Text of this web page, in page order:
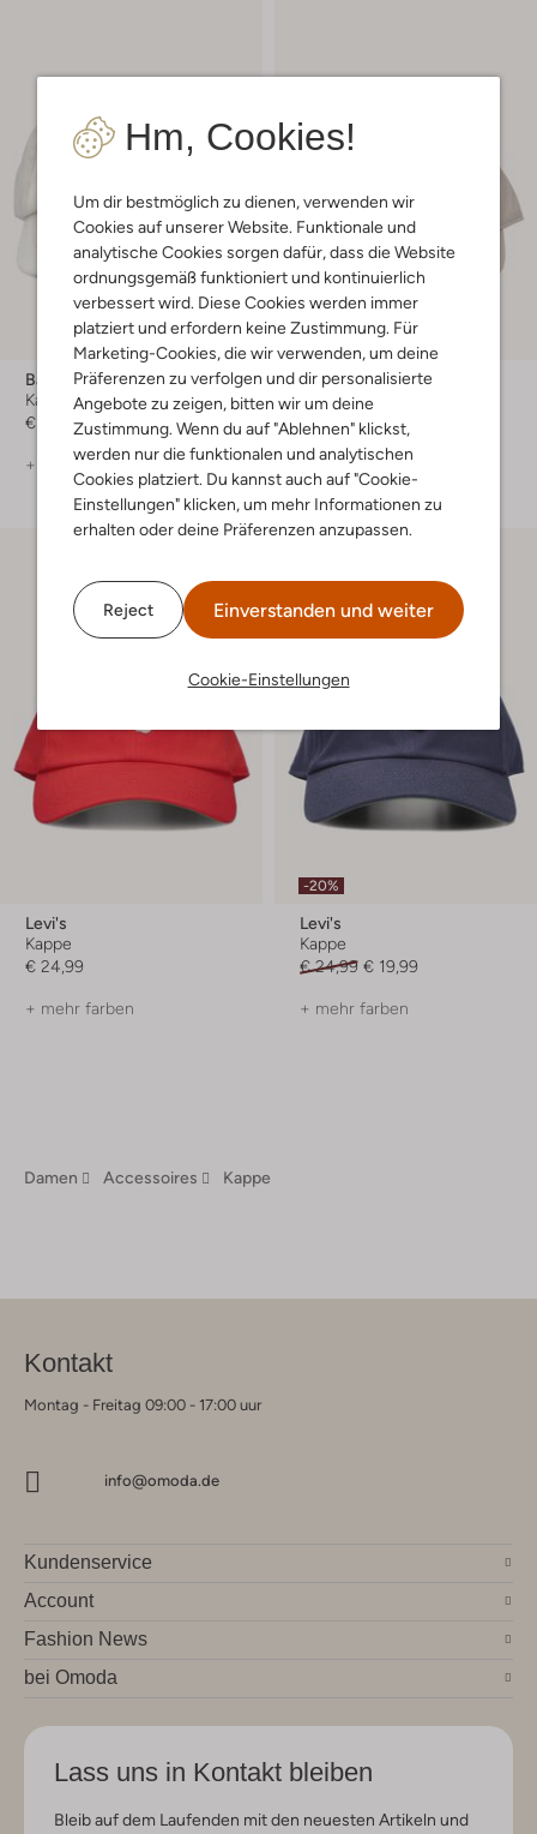
Hm, Cookies!
Um dir bestmöglich zu dienen, verwenden wir
Cookies auf unserer Website. Funktionale und
analytische Cookies sorgen dafür, dass die Website
ordnungsgemäß funktioniert und kontinuierlich
verbessert wird. Diese Cookies werden immer
platziert und erfordern keine Zustimmung. Für
Marketing-Cookies, die wir verwenden, um deine
Präferenzen zu verfolgen und dir personalisierte
Angebote zu zeigen, bitten wir um deine
Zustimmung. Wenn du auf "Ablehnen" klickst,
werden nur die funktionalen und analytischen
Cookies platziert. Du kannst auch auf "Cookie-
Einstellungen" klicken, um mehr Informationen zu
erhalten oder deine Präferenzen anzupassen.
Reject Einverstanden und weiter
Cookie-Einstellungen
Barts
Kappe
€ 24,99
+ mehr farben
Guess
Kappe
€ 44,99
+ mehr farben
Levi's
Kappe
€ 24,99
+ mehr farben
-20%
Levi's
Kappe
€ 24,99 € 19,99
+ mehr farben
Damen Accessoires Kappe
Kontakt
Montag - Freitag 09:00 - 17:00 uur
info@omoda.de
Kundenservice
Account
Fashion News
bei Omoda
Lass uns in Kontakt bleiben
Bleib auf dem Laufenden mit den neuesten Artikeln und